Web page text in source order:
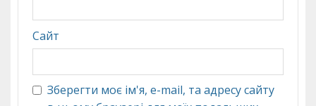
Сайт
Зберегти моє ім'я, e-mail, та адресу сайту